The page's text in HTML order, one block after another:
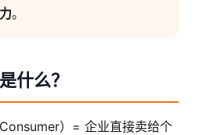
。
什么？
）= 企业直接卖给个